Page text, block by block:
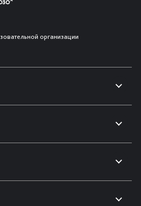
организации